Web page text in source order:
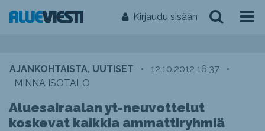
Kirjaudu sisään
AJANKOHTAISTA, UUTISET • 12.10.2012 16:37
•
MINNA ISOTALO
Aluesairaalan yt-neuvottelut
koskevat kaikkia ammattiryhmiä